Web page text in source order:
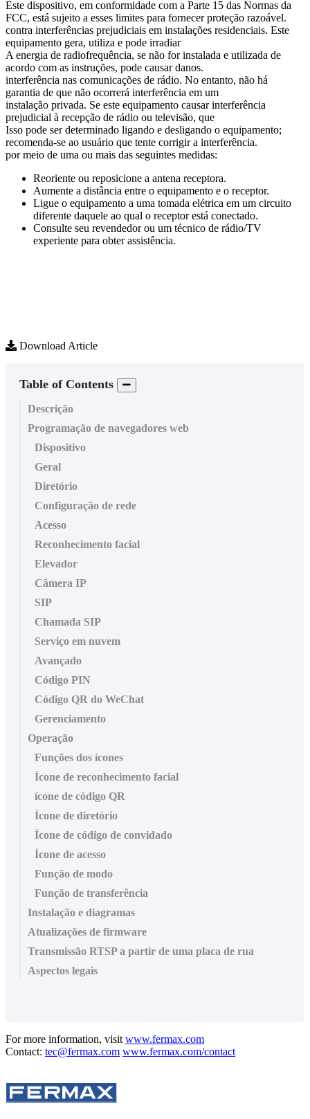
Este dispositivo, em conformidade com a Parte 15 das Normas da
FCC, está sujeito a esses limites para fornecer proteção razoável.
contra interferências prejudiciais em instalações residenciais. Este
equipamento gera, utiliza e pode irradiar
A energia de radiofrequência, se não for instalada e utilizada de
acordo com as instruções, pode causar danos.
interferência nas comunicações de rádio. No entanto, não há
garantia de que não ocorrerá interferência em um
instalação privada. Se este equipamento causar interferência
prejudicial à recepção de rádio ou televisão, que
Isso pode ser determinado ligando e desligando o equipamento;
recomenda-se ao usuário que tente corrigir a interferência.
por meio de uma ou mais das seguintes medidas:
Reoriente ou reposicione a antena receptora.
Aumente a distância entre o equipamento e o receptor.
Ligue o equipamento a uma tomada elétrica em um circuito
diferente daquele ao qual o receptor está conectado.
Consulte seu revendedor ou um técnico de rádio/TV
experiente para obter assistência.
Download Article
Table of Contents
Descrição
Programação de navegadores web
Dispositivo
Geral
Diretório
Configuração de rede
Acesso
Reconhecimento facial
Elevador
Câmera IP
SIP
Chamada SIP
Serviço em nuvem
Avançado
Código PIN
Código QR do WeChat
Gerenciamento
Operação
Funções dos ícones
Ícone de reconhecimento facial
ícone de código QR
Ícone de diretório
Ícone de código de convidado
Ícone de acesso
Função de modo
Função de transferência
Instalação e diagramas
Atualizações de firmware
Transmissão RTSP a partir de uma placa de rua
Aspectos legais
For more information, visit www.fermax.com
Contact: tec@fermax.com www.fermax.com/contact